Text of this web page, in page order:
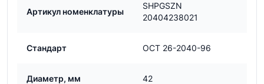
Артикул номенклатуры
SHPGSZN
20404238021
Стандарт ОСТ 26-2040-96
Диаметр, мм 42